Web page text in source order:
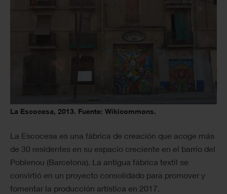
La Escocesa, 2013. Fuente: Wikicommons.
La Escocesa es una fábrica de creación que acoge más
de 30 residentes en su espacio creciente en el barrio del
Poblenou (Barcelona). La antigua fábrica textil se
convirtió en un proyecto consolidado para promover y
fomentar la producción artística en 2017.